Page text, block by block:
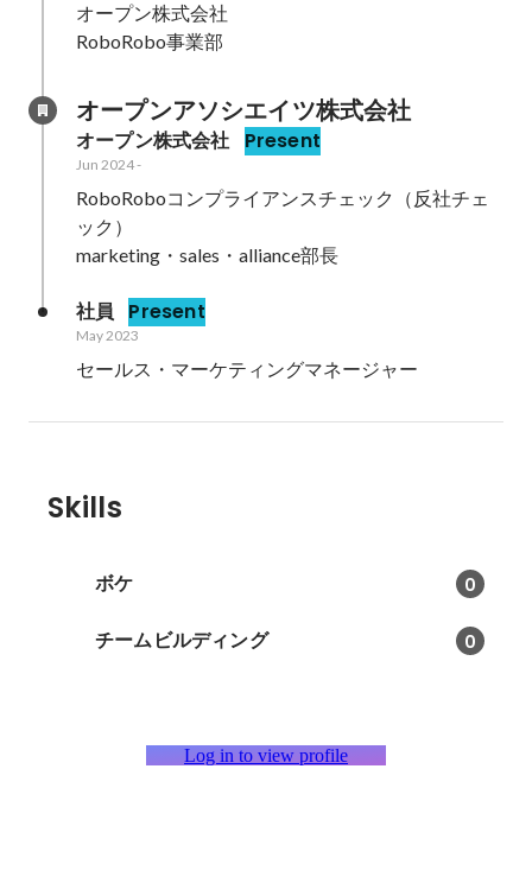
オープン株式会社
RoboRobo事業部
オープンアソシエイツ株式会社
オープン株式会社 Present
Jun 2024-
RoboRoboコンプライアンスチェック（反社チェ
ック）
marketing・sales・alliance部長
社員 Present
May 2023
セールス・マーケティングマネージャー
Skills
ボケ 0
チームビルディング 0
Log in to view profile